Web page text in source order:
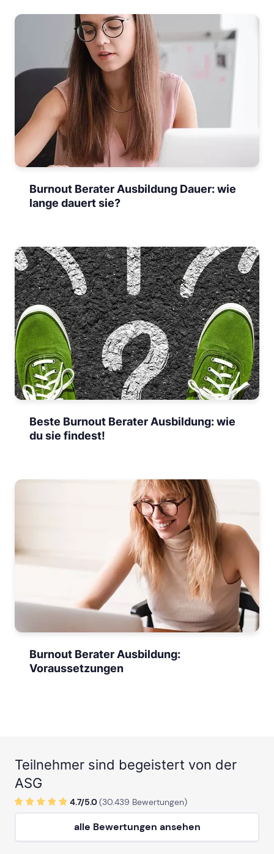
Burnout Berater Ausbildung Dauer: wie
lange dauert sie?
Beste Burnout Berater Ausbildung: wie
du sie findest!
Burnout Berater Ausbildung:
Voraussetzungen
Teilnehmer sind begeistert von der
ASG
4.7/5.0(30.439 Bewertungen)
alle Bewertungen ansehen